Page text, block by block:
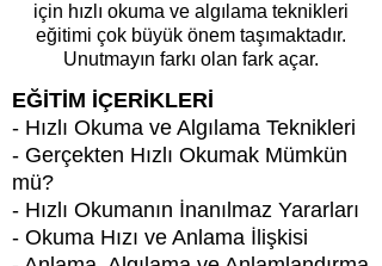
için hızlı okuma ve algılama teknikleri
eğitimi çok büyük önem taşımaktadır.
Unutmayın farkı olan fark açar.
EĞİTİM İÇERİKLERİ
- Hızlı Okuma ve Algılama Teknikleri
- Gerçekten Hızlı Okumak Mümkün
mü?
- Hızlı Okumanın İnanılmaz Yararları
- Okuma Hızı ve Anlama İlişkisi